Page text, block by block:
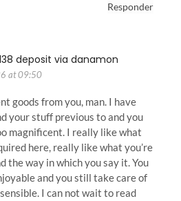
Responder
deposit via danamon
at 09:50
goods from you, man. I have
your stuff previous to and you
magnificent. I really like what
here, really like what you’re
the way in which you say it. You
and you still take care of
I can not wait to read